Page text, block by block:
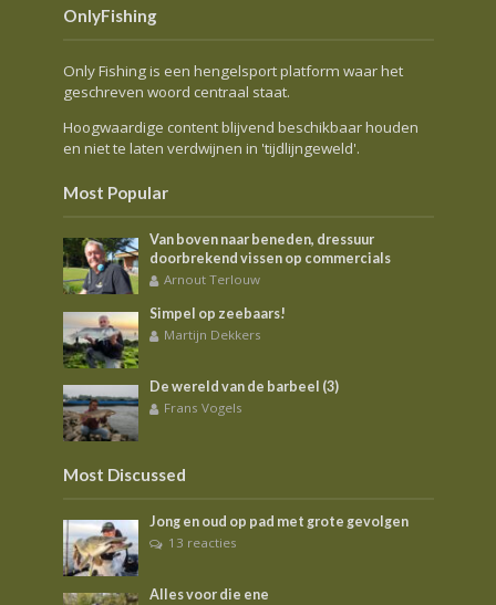
OnlyFishing
Only Fishing is een hengelsport platform waar het
geschreven woord centraal staat.
Hoogwaardige content blijvend beschikbaar houden
en niet te laten verdwijnen in 'tijdlijngeweld'.
Most Popular
Van boven naar beneden, dressuur
doorbrekend vissen op commercials
Arnout Terlouw
Simpel op zeebaars!
Martijn Dekkers
De wereld van de barbeel (3)
Frans Vogels
Most Discussed
Jong en oud op pad met grote gevolgen
13 reacties
Alles voor die ene